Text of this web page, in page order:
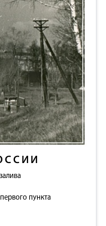
пункта